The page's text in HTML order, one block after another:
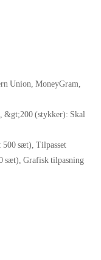
Union, MoneyGram,
&gt;200 (stykker): Skal
sæt), Tilpasset
sæt), Grafisk tilpasning